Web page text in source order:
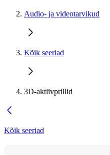
Audio- ja videotarvikud
Kõik seeriad
3D-aktiivprillid
Kõik seeriad